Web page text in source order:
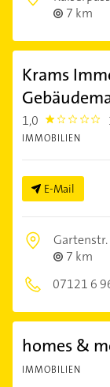
7 km
Krams
1,0 1.0
IMMOBILIEN
E-Mail
7 km
07121 6
homes &
IMMOBILIEN